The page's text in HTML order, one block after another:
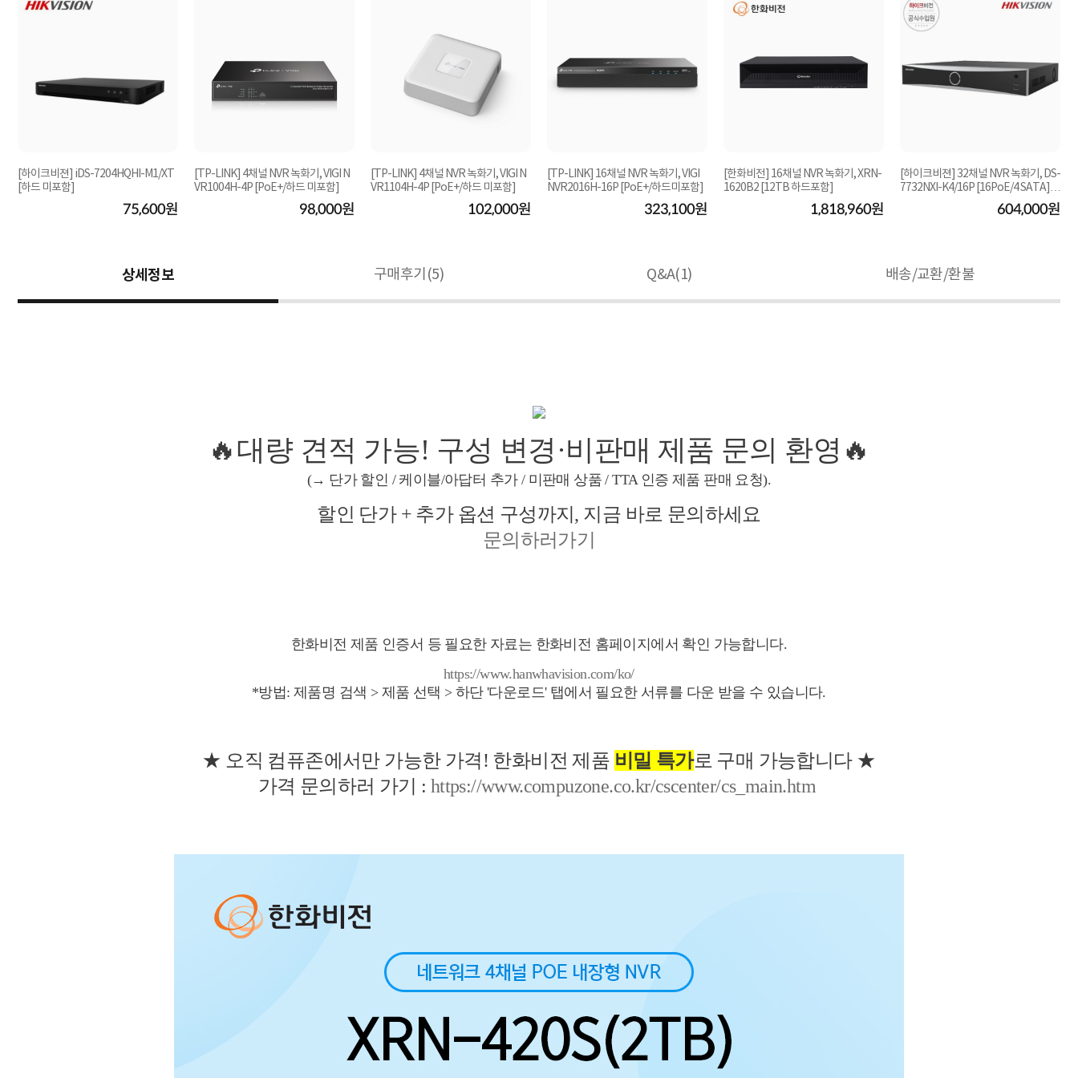
[하이크비젼] iDS-7204HQHI-M1/XT
[하드 미포함]
75,600원
[TP-LINK] 4채널 NVR 녹화기, VIGI N
VR1004H-4P [PoE+/하드 미포함]
98,000원
[TP-LINK] 4채널 NVR 녹화기, VIGI N
VR1104H-4P [PoE+/하드 미포함]
102,000원
[TP-LINK] 16채널 NVR 녹화기, VIGI
NVR2016H-16P [PoE+/하드미포함]
323,100원
[한화비전] 16채널 NVR 녹화기, XRN-
1620B2 [12TB 하드포함]
1,818,960원
[하이크비젼] 32채널 NVR 녹화기, DS-
7732NXI-K4/16P [16PoE/4 SATA]
604,000원
상세정보 구매후기(5) Q&A(1) 배송/교환/환불
🔥대량 견적 가능! 구성 변경·비판매 제품 문의 환영🔥
(→ 단가 할인 / 케이블/아답터 추가 / 미판매 상품 / TTA 인증 제품 판매 요청).
할인 단가 + 추가 옵션 구성까지, 지금 바로 문의하세요
문의하러가기
한화비전 제품 인증서 등 필요한 자료는 한화비전 홈페이지에서 확인 가능합니다.
https://www.hanwhavision.com/ko/
*방법: 제품명 검색 > 제품 선택 > 하단 '다운로드' 탭에서 필요한 서류를 다운 받을 수 있습니다.
★ 오직 컴퓨존에서만 가능한 가격! 한화비전 제품 비밀 특가로 구매 가능합니다 ★
가격 문의하러 가기 : https://www.compuzone.co.kr/cscenter/cs_main.htm